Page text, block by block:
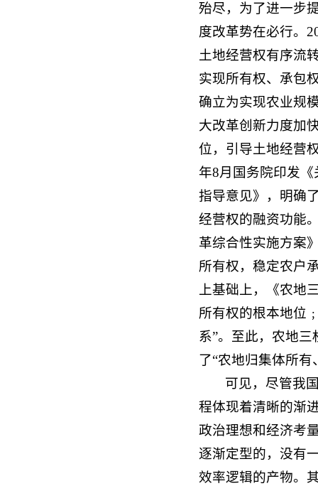
殆尽，为了进一步
度改革势在必行。
土地经营权有序流
实现所有权、承包
确立为实现农业规
大改革创新力度加
位，引导土地经营
年8月国务院印发
指导意见》，明确
经营权的融资功能
革综合性实施方案
所有权，稳定农户
上基础上，《农地
所有权的根本地位
系”。至此，农地
了“农地归集体所
可见，尽管我
程体现着清晰的渐
政治理想和经济考
逐渐定型的，没有
效率逻辑的产物。